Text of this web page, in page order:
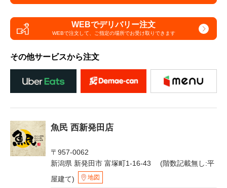
WEBでデリバリー注文
WEBで注文して、 ご指定の場所でお受け取りできます
その他サービスから注文
魚民 西新発田店
〒957-0062
新潟県 新発田市 富塚町1-16-43 (階数記載無し:平
屋建て)
地図